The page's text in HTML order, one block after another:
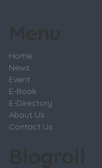
Home
News
Event
E-Book
E-Directory
About Us
Contact Us